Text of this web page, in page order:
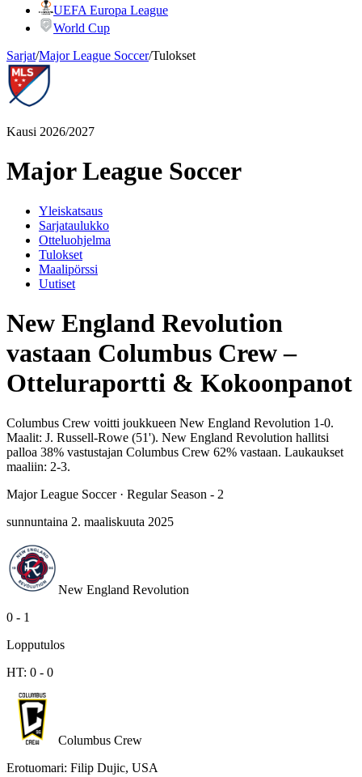
UEFA Europa League
World Cup
Sarjat/Major League Soccer/Tulokset
Kausi 2026/2027
Major League Soccer
Yleiskatsaus
Sarjataulukko
Otteluohjelma
Tulokset
Maalipörssi
Uutiset
New England Revolution
vastaan Columbus Crew –
Otteluraportti & Kokoonpanot
Columbus Crew voitti joukkueen New England Revolution 1-0.
Maalit: J. Russell-Rowe (51'). New England Revolution hallitsi
palloa 38% vastustajan Columbus Crew 62% vastaan. Laukaukset
maaliin: 2-3.
Major League Soccer· Regular Season - 2
sunnuntaina 2. maaliskuuta 2025
New England Revolution
0 - 1
Lopputulos
HT: 0 - 0
Columbus Crew
Erotuomari: Filip Dujic, USA